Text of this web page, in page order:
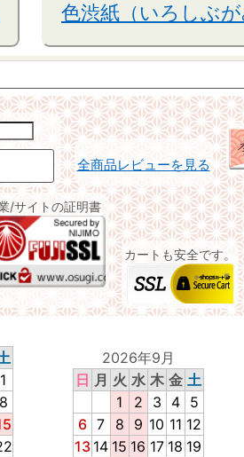
色渋紙（いろしぶが
全商品レビューを見る
/サイトの証明書
カートも安全です。
1
8
2026年9月
日 月 火 水 木 金 土
1
2 3 4
5
6 7 8 9 10 11 12
13 14 15 16 17 18 19